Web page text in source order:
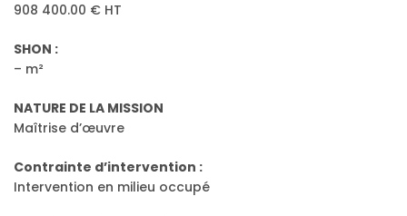
908 400.00 € HT
SHON :
– m²
NATURE DE LA MISSION
Maîtrise d’œuvre
Contrainte d’intervention :
Intervention en milieu occupé